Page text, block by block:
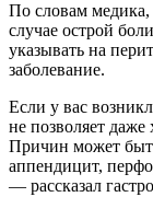
По словам медика,
случае острой
указывать на
заболевание.
Если у вас
не позволяет даже
Причин может
аппендицит,
— рассказал